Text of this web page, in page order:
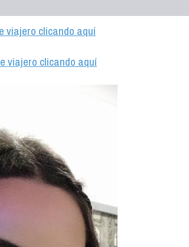
viajero clicando aquí
viajero clicando aquí